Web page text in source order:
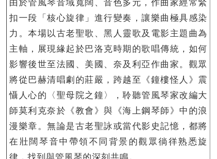
由於管風琴音域寬闊、音色多元，作曲家經常緊
扣一段「核心旋律」進行變奏，讓樂曲極具感染
力。本場以古老聖歌、黑人靈歌及電影主題曲為
主軸，展現緣起於巴洛克時期的歌唱傳統，如何
影響後世至法國、美國、奈及利亞作曲家。觀眾
將從巴赫清唱劇的莊嚴，跨越至《鐘樓怪人》震
懾人心的〈聖母院之鐘〉，聆聽管風琴家改編大
師莫利克奈於《教會》與《海上鋼琴師》中的浪
漫樂章。無論是古老聖詠或當代影史記憶，都將
在壯闊琴音中帶領不同背景的觀眾徜徉熟悉旋